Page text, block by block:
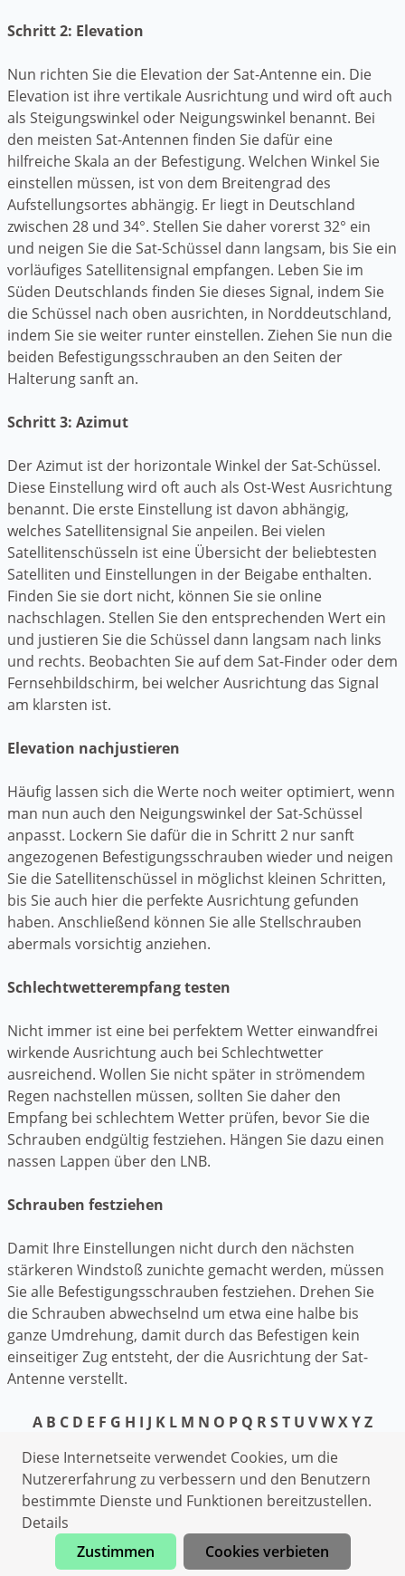
Schritt 2: Elevation
Nun richten Sie die Elevation der Sat-Antenne ein. Die
Elevation ist ihre vertikale Ausrichtung und wird oft auch
als Steigungswinkel oder Neigungswinkel benannt. Bei
den meisten Sat-Antennen finden Sie dafür eine
hilfreiche Skala an der Befestigung. Welchen Winkel Sie
einstellen müssen, ist von dem Breitengrad des
Aufstellungsortes abhängig. Er liegt in Deutschland
zwischen 28 und 34°. Stellen Sie daher vorerst 32° ein
und neigen Sie die Sat-Schüssel dann langsam, bis Sie ein
vorläufiges Satellitensignal empfangen. Leben Sie im
Süden Deutschlands finden Sie dieses Signal, indem Sie
die Schüssel nach oben ausrichten, in Norddeutschland,
indem Sie sie weiter runter einstellen. Ziehen Sie nun die
beiden Befestigungsschrauben an den Seiten der
Halterung sanft an.
Schritt 3: Azimut
Der Azimut ist der horizontale Winkel der Sat-Schüssel.
Diese Einstellung wird oft auch als Ost-West Ausrichtung
benannt. Die erste Einstellung ist davon abhängig,
welches Satellitensignal Sie anpeilen. Bei vielen
Satellitenschüsseln ist eine Übersicht der beliebtesten
Satelliten und Einstellungen in der Beigabe enthalten.
Finden Sie sie dort nicht, können Sie sie online
nachschlagen. Stellen Sie den entsprechenden Wert ein
und justieren Sie die Schüssel dann langsam nach links
und rechts. Beobachten Sie auf dem Sat-Finder oder dem
Fernsehbildschirm, bei welcher Ausrichtung das Signal
am klarsten ist.
Elevation nachjustieren
Häufig lassen sich die Werte noch weiter optimiert, wenn
man nun auch den Neigungswinkel der Sat-Schüssel
anpasst. Lockern Sie dafür die in Schritt 2 nur sanft
angezogenen Befestigungsschrauben wieder und neigen
Sie die Satellitenschüssel in möglichst kleinen Schritten,
bis Sie auch hier die perfekte Ausrichtung gefunden
haben. Anschließend können Sie alle Stellschrauben
abermals vorsichtig anziehen.
Schlechtwetterempfang testen
Nicht immer ist eine bei perfektem Wetter einwandfrei
wirkende Ausrichtung auch bei Schlechtwetter
ausreichend. Wollen Sie nicht später in strömendem
Regen nachstellen müssen, sollten Sie daher den
Empfang bei schlechtem Wetter prüfen, bevor Sie die
Schrauben endgültig festziehen. Hängen Sie dazu einen
nassen Lappen über den LNB.
Schrauben festziehen
Damit Ihre Einstellungen nicht durch den nächsten
stärkeren Windstoß zunichte gemacht werden, müssen
Sie alle Befestigungsschrauben festziehen. Drehen Sie
die Schrauben abwechselnd um etwa eine halbe bis
ganze Umdrehung, damit durch das Befestigen kein
einseitiger Zug entsteht, der die Ausrichtung der Sat-
Antenne verstellt.
A B C D E F G H I J K L M N O P Q RST U VWXYZ
Datenschutzerklärung
Impressum
Elektriker Arlewatt
Kammerjäger Arlewatt
Sanitärhilfe Arlewatt
Jetzt anrufen
Diese Internetseite verwendet Cookies, um die
Nutzererfahrung zu verbessern und den Benutzern
bestimmte Dienste und Funktionen bereitzustellen.
Details
Zustimmen
Cookies verbieten